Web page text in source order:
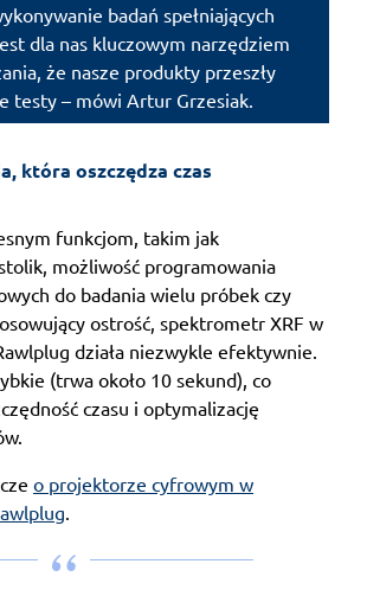
badań spełniających
dla nas kluczowym narzędziem
że nasze produkty przeszły
testy – mówi Artur Grzesiak.
która oszczędza czas
funkcjom, takim jak
możliwość programowania
do badania wielu próbek czy
ostrość, spektrometr XRF w
działa niezwykle efektywnie.
(trwa około 10 sekund), co
czasu i optymalizację
o projektorze cyfrowym w